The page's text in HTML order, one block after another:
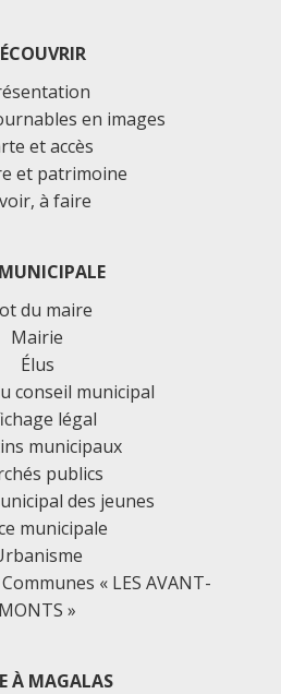
en images
et accès
et patrimoine
à faire
du maire
Mairie
Élus
conseil municipal
légal
municipaux
publics
des jeunes
municipale
« LES AVANT-
MONTS »
À MAGALAS